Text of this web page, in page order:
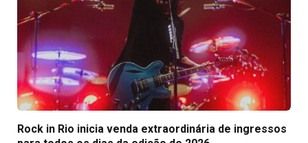
Rock in Rio inicia venda extraordinária de ingressos